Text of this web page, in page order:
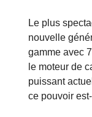
Le plus
nouvelle
gamme avec
le moteur de
puissant
ce pouvoir